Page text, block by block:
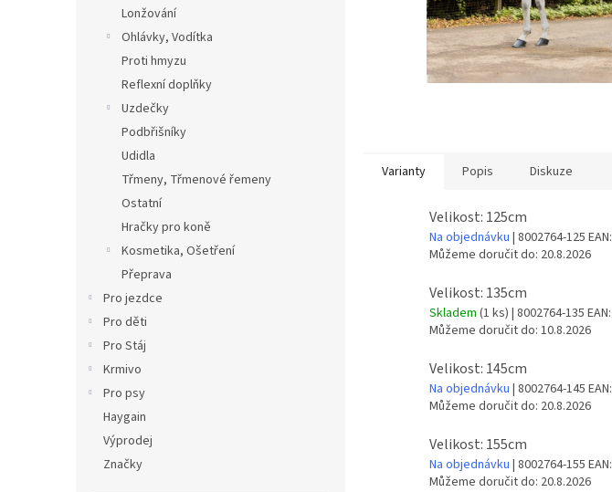
Lonžování
Ohlávky, Vodítka
Proti hmyzu
Reflexní doplňky
Uzdečky
Podbřišníky
Udidla
Třmeny, Třmenové řemeny
Ostatní
Hračky pro koně
Kosmetika, Ošetření
Přeprava
Pro jezdce
Pro děti
Pro Stáj
Krmivo
Pro psy
Haygain
Výprodej
Značky
Varianty Popis Diskuze
Velikost: 125cm
Na objednávku | 8002764-125 EAN:
Můžeme doručit do: 20.8.2026
Velikost: 135cm
Skladem (1 ks) | 8002764-135 EAN:
Můžeme doručit do: 10.8.2026
Velikost: 145cm
Na objednávku | 8002764-145 EAN:
Můžeme doručit do: 20.8.2026
Velikost: 155cm
Na objednávku | 8002764-155 EAN:
Můžeme doručit do: 20.8.2026